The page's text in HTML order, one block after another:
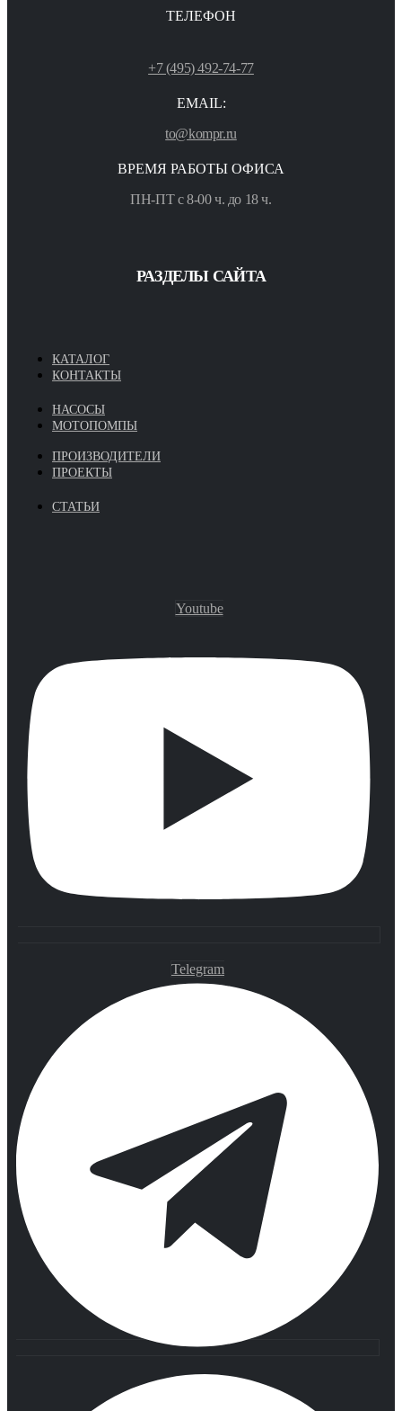
ТЕЛЕФОН
+7 (495) 492-74-77
EMAIL:
to@kompr.ru
ВРЕМЯ РАБОТЫ ОФИСА
ПН-ПТ с 8-00 ч. до 18 ч.
РАЗДЕЛЫ САЙТА
КАТАЛОГ
КОНТАКТЫ
НАСОСЫ
МОТОПОМПЫ
ПРОИЗВОДИТЕЛИ
ПРОЕКТЫ
СТАТЬИ
Youtube
Telegram